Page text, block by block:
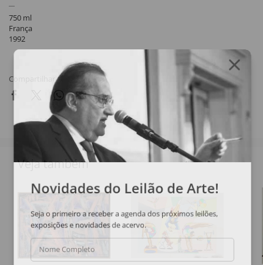
750 ml
França
1992
Compartilhar
Veja também
Novidades do Leilão de Arte!
Seja o primeiro a receber a agenda dos próximos leilões,
exposições e novidades de acervo.
Nome Completo